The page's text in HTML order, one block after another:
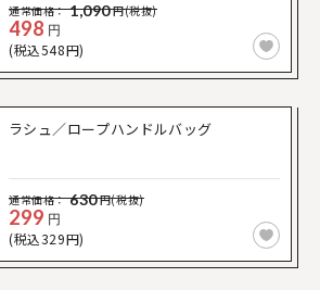
通常価格： 1,090円(税抜)
498 円
(税込548円)
ラシュ／ロープハンドルバッグ
通常価格： 630円(税抜)
299 円
(税込329円)